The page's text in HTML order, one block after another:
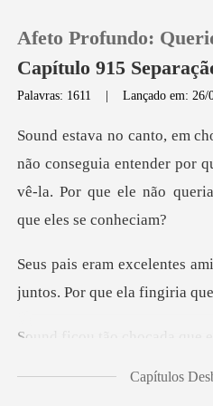
Loja
Sair
Afeto Profundo:
Capítulo 915
Palavras: 1611 |Lançado em: 26/
seguia entender por
vê-la. Por qu
juntos. Por que el
o chocada que
Capítulos